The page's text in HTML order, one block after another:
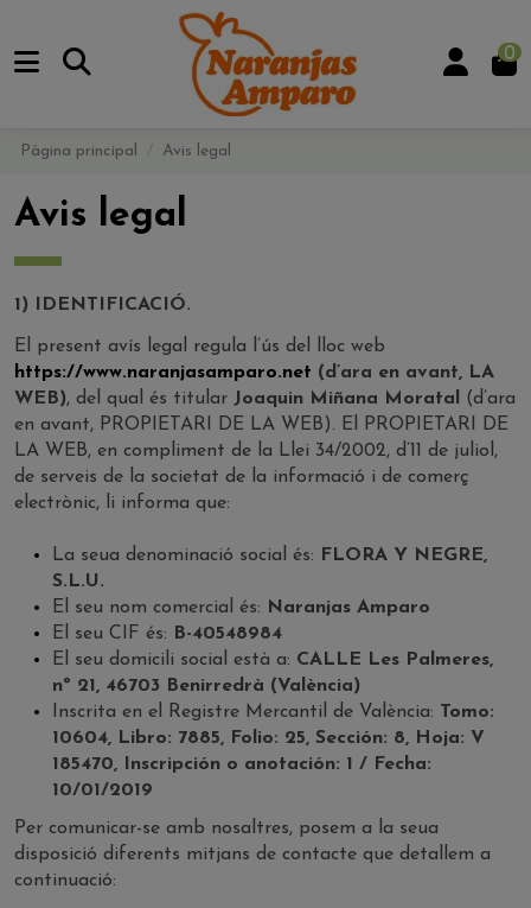
0
Pàgina principal Avis legal
Avis legal
1) IDENTIFICACIÓ.
El present avís legal regula l’ús del lloc web
https://www.naranjasamparo.net (d’ara en avant, LA
WEB), del qual és titular Joaquin Miñana Moratal
(d’ara
en avant, PROPIETARI DE LA WEB). El PROPIETARI DE
LA WEB, en compliment de la Llei 34/2002, d’11 de juliol,
de serveis de la societat de la informació i de comerç
electrònic, li informa que:
La seua denominació social és:
FLORA Y NEGRE,
S.L.U.
El seu nom comercial és:
Naranjas Amparo
El seu CIF és:
B-40548984
El seu domicili social està a: CALLE Les Palmeres,
nº 21, 46703 Benirredrà (València)
Inscrita en el Registre Mercantil de València: Tomo:
10604, Libro: 7885, Folio: 25, Sección: 8, Hoja: V
185470, Inscripción o anotación: 1 / Fecha:
10/01/2019
Per comunicar-se amb nosaltres, posem a la seua
disposició diferents mitjans de contacte que detallem a
continuació: